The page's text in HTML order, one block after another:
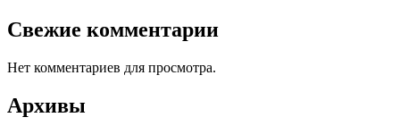
Свежие комментарии
Нет комментариев для просмотра.
Архивы